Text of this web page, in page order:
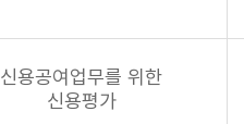
신용공여업무를 위한
신용평가